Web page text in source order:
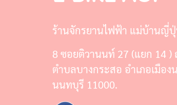
ร้านจักรยานไฟฟ้า แม่บ้านญี่
8 ซอยติวานนท์ 27 (แยก 14
ตำบลบางกระสอ อำเภอเมือ
นนทบุรี 11000.